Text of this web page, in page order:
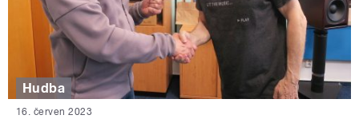
Hudba
16. červen 2023